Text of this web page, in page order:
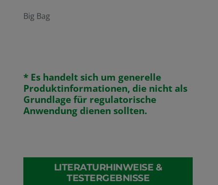
Big Bag
* Es handelt sich um generelle
Produktinformationen, die nicht als
Grundlage für regulatorische
Anwendung dienen sollten.
LITERATURHINWEISE &
TESTERGEBNISSE